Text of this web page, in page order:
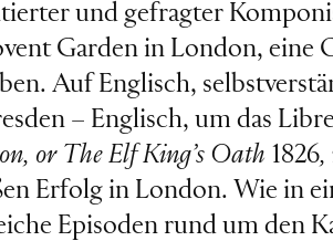
und gefragter
Garden in London, eine
Auf Englisch,
– Englisch, um das
or The Elf King’s Oath 1826,
Erfolg in London. Wie in
Episoden rund um den